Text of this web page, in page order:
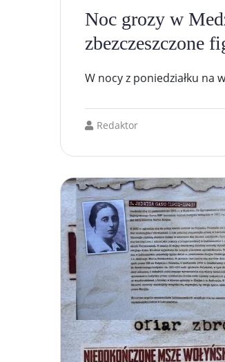
Noc grozy w
zbezczeszczone
W nocy z poniedziałku na
Redaktor